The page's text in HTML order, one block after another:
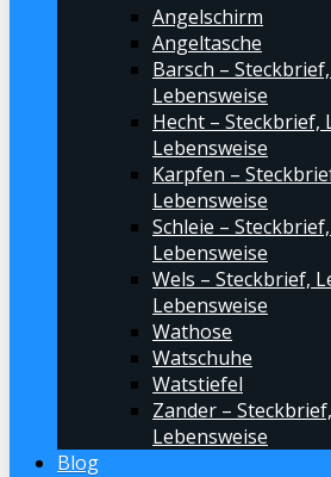
Angelschirm
Angeltasche
Barsch –
Lebensweise
Hecht – Steckbrief,
Lebensweise
Karpfen –
Lebensweise
Schleie –
Lebensweise
Wels – Steckbrief,
Lebensweise
Wathose
Watschuhe
Watstiefel
Zander –
Lebensweise
Blog